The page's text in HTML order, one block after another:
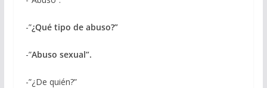
-”¿Qué tipo de abuso?”
-”Abuso sexual”.
-”¿De quién?”